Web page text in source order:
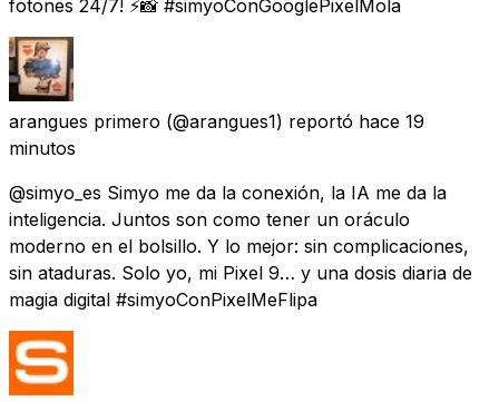
fotones 24/7! ⚡📸 #simyoConGooglePixelMola
arangues primero (@arangues1) reportó hace 19
minutos
@simyo_es Simyo me da la conexión, la IA me da la
inteligencia. Juntos son como tener un oráculo
moderno en el bolsillo. Y lo mejor: sin complicaciones,
sin ataduras. Solo yo, mi Pixel 9… y una dosis diaria de
magia digital #simyoConPixelMeFlipa